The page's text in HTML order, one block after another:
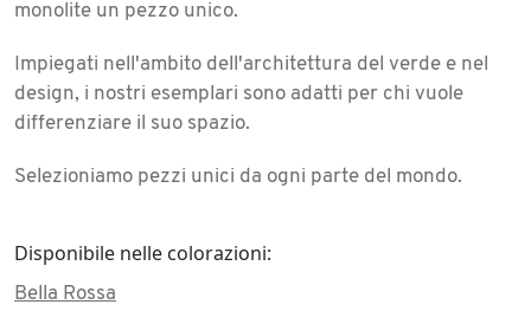
monolite un pezzo unico.
Impiegati nell'ambito dell'architettura del verde e nel
design, i nostri esemplari sono adatti per chi vuole
differenziare il suo spazio.
Selezioniamo pezzi unici da ogni parte del mondo.
Disponibile nelle colorazioni:
Bella Rossa